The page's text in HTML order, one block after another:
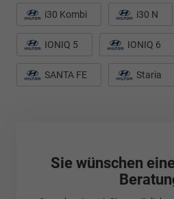
i30 Kombi i30 N
IONIQ 5 IONIQ 6
SANTA FE Staria
Sie wünschen